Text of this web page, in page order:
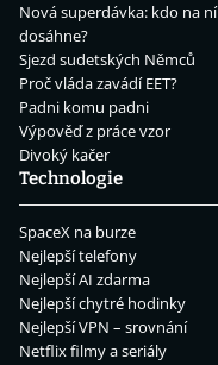
Nová superdávka: kdo na ní
dosáhne?
Sjezd sudetských Němců
Proč vláda zavádí EET?
Padni komu padni
Výpověď z práce vzor
Divoký kačer
Technologie
SpaceX na burze
Nejlepší telefony
Nejlepší AI zdarma
Nejlepší chytré hodinky
Nejlepší VPN – srovnání
Netflix filmy a seriály